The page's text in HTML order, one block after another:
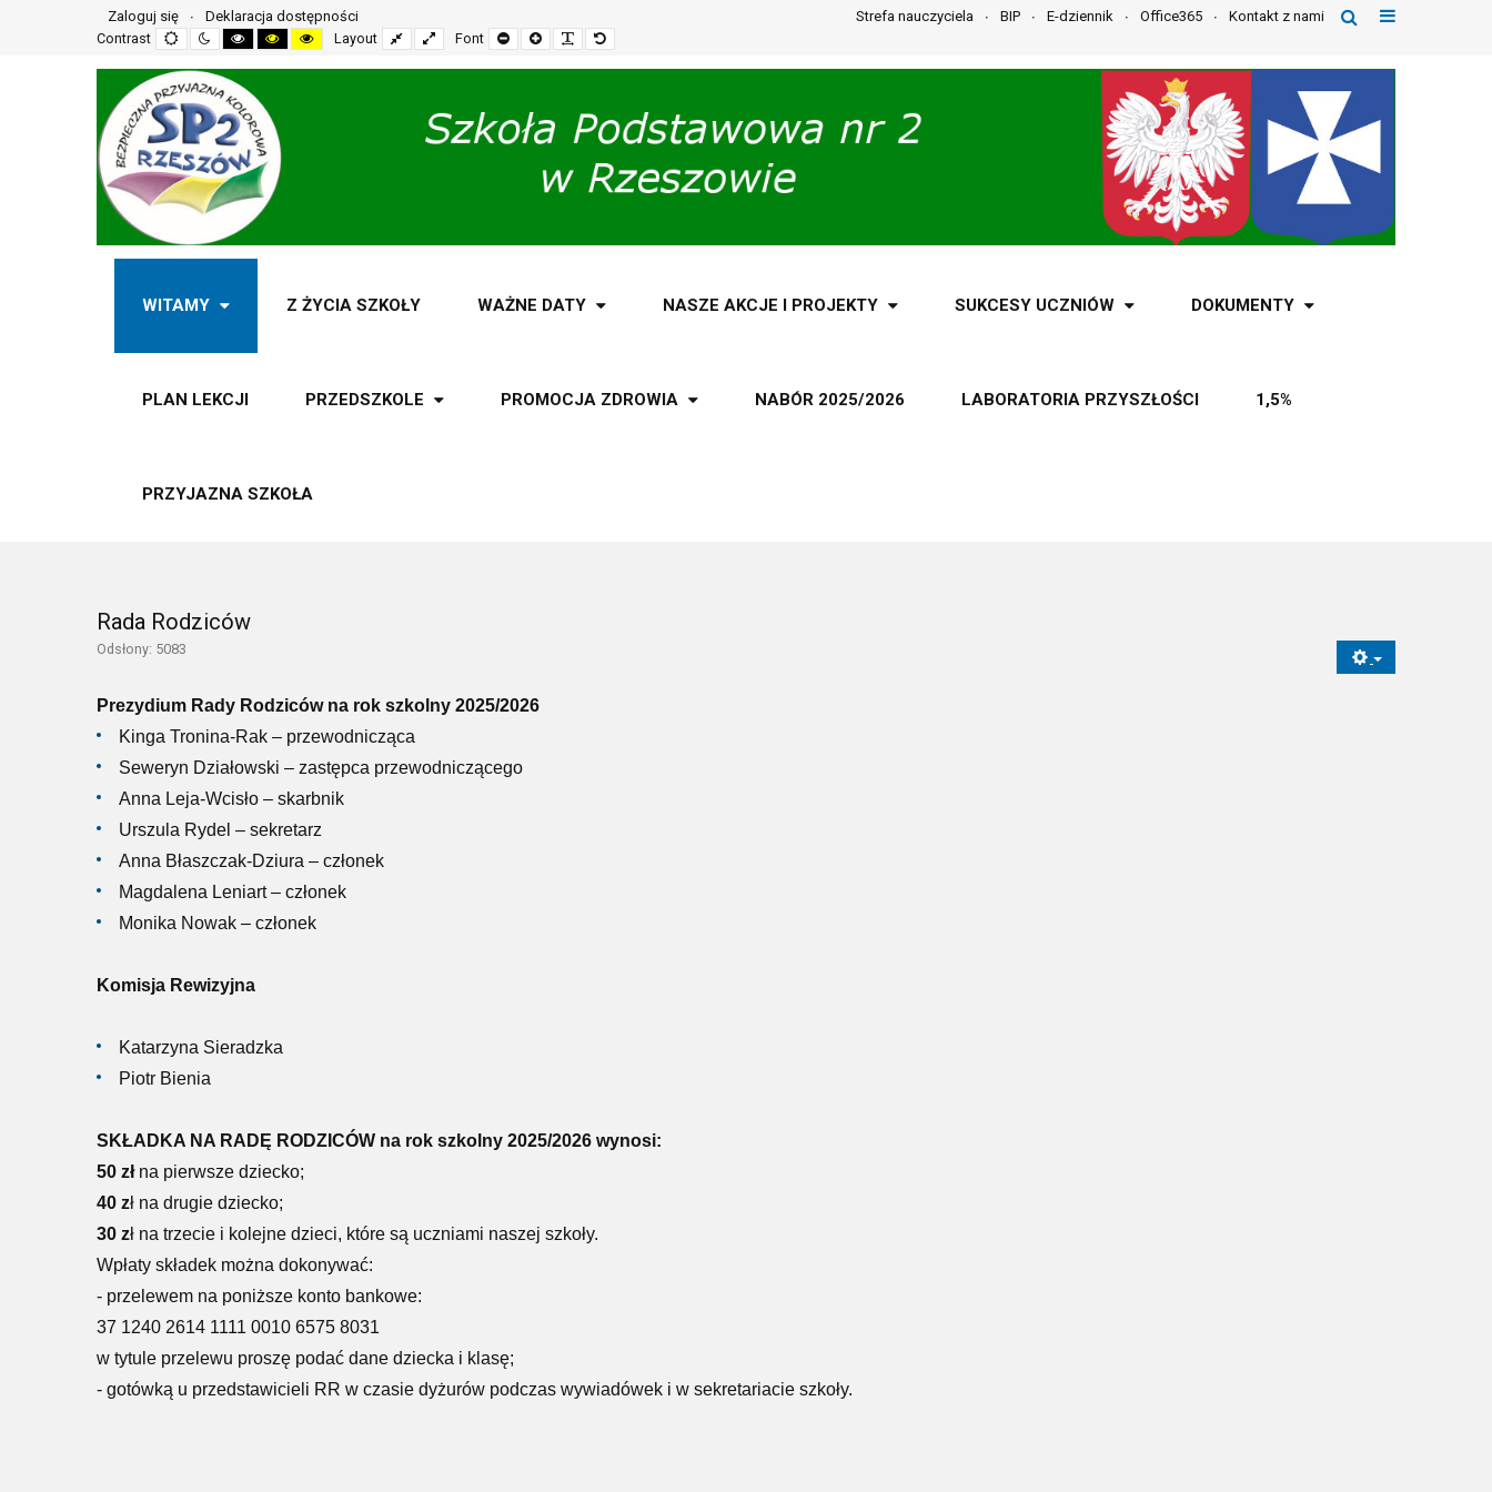
Zaloguj się
Deklaracja dostępności
Contrast
Default
mode
Night
mode
High
contrast
mode
High
contrast
High
contrast
Layout
Fixed
layout
Wide
layout
Font
Set
smaller
Set
larger
Make
font
Set
default
Strefa nauczyciela BIP E-dziennik Office365 Kontakt z nami
WITAMY Z ŻYCIA SZKOŁY WAŻNE DATY NASZE AKCJE I PROJEKTY SUKCESY UCZNIÓW DOKUMENTY
PLAN LEKCJI PRZEDSZKOLE PROMOCJA ZDROWIA NABÓR 2025/2026 LABORATORIA PRZYSZŁOŚCI 1,5%
PRZYJAZNA SZKOŁA
Rada Rodziców
Odsłony: 5083
Prezydium Rady Rodziców na rok szkolny 2025/2026
Kinga Tronina-Rak – przewodnicząca
Seweryn Działowski – zastępca przewodniczącego
Anna Leja-Wcisło – skarbnik
Urszula Rydel – sekretarz
Anna Błaszczak-Dziura – członek
Magdalena Leniart – członek
Monika Nowak – członek
Komisja Rewizyjna
Katarzyna Sieradzka
Piotr Bienia
SKŁADKA NA RADĘ RODZICÓW na rok szkolny 2025/2026 wynosi:
50 złna pierwsze dziecko;
40 zł na drugie dziecko;
30 zł na trzecie i kolejne dzieci, które są uczniami naszej szkoły.
Wpłaty składek można dokonywać:
- przelewem na poniższe konto bankowe:
37 1240 2614 1111 0010 6575 8031
w tytule przelewu proszę podać dane dziecka i klasę;
- gotówką u przedstawicieli RR w czasie dyżurów podczas wywiadówek i w sekretariacie szkoły.